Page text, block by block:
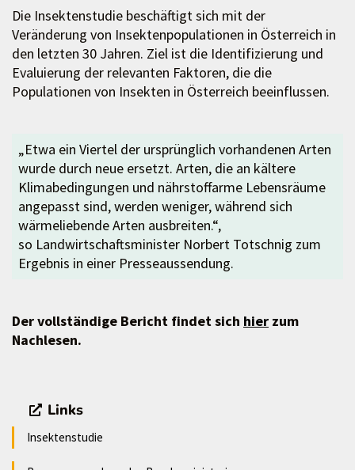
Die Insektenstudie beschäftigt sich mit der
Veränderung von Insektenpopulationen in Österreich in
den letzten 30 Jahren. Ziel ist die Identifizierung und
Evaluierung der relevanten Faktoren, die die
Populationen von Insekten in Österreich beeinflussen.
„Etwa ein Viertel der ursprünglich vorhandenen Arten
wurde durch neue ersetzt. Arten, die an kältere
Klimabedingungen und nährstoffarme Lebensräume
angepasst sind, werden weniger, während sich
wärmeliebende Arten ausbreiten.“,
so Landwirtschaftsminister Norbert Totschnig zum
Ergebnis in einer Presseaussendung.
Der vollständige Bericht findet sich hier zum
Nachlesen.
Links
Insektenstudie